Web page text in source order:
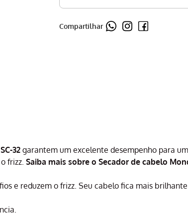
Compartilhar
32 garantem um excelente desempenho para
frizz. Saiba mais sobre o Secador de cabelo
e reduzem o frizz. Seu cabelo fica mais